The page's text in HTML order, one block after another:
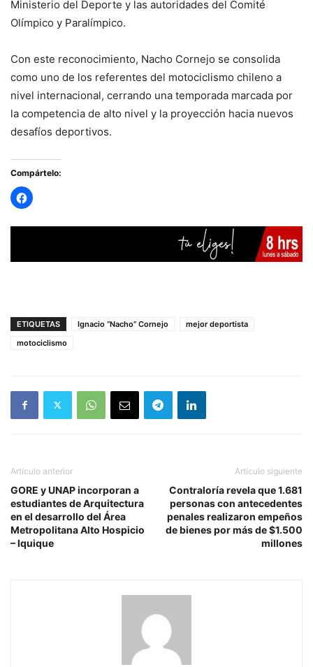
Ministerio del Deporte y las autoridades del Comité
Olímpico y Paralímpico.
Con este reconocimiento, Nacho Cornejo se consolida
como uno de los referentes del motociclismo chileno a
nivel internacional, cerrando una temporada marcada por
la competencia de alto nivel y la proyección hacia nuevos
desafíos deportivos.
Compártelo:
ETIQUETAS Ignacio “Nacho” Cornejo
mejor deportista
motociclismo
Artículo anterior
GORE y UNAP incorporan a
estudiantes de Arquitectura
en el desarrollo del Área
Metropolitana Alto Hospicio
– Iquique
Artículo siguiente
Contraloría revela que 1.681
personas con antecedentes
penales realizaron empeños
de bienes por más de $1.500
millones